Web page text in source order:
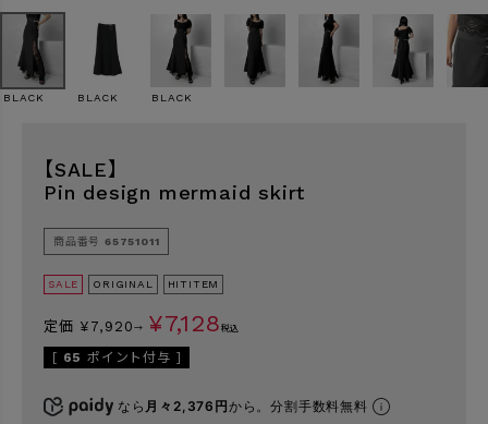
在庫なし商品
表示する 表示しない
BLACK BLACK BLACK
【SALE】
Pin design mermaid skirt
商品番号 65751011
SALE ORIGINAL HITITEM
定価 ¥ 7,920→ ¥7,128 税込
[ 65 ポイント付与 ]
なら 月々2,376円から。分割手数料無料